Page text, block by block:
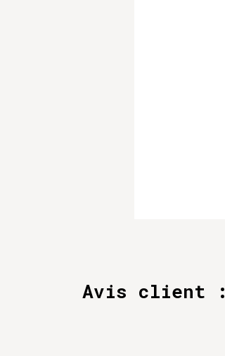
Avis client :